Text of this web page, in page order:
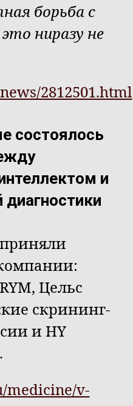
борьба с
ниразу не
2812501.html
состоялось
и
диагностики
Цельс
скрининг-
и HY
medicine/v-